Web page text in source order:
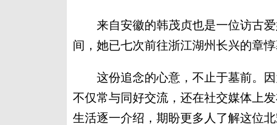
来自安徽的韩茂贞也是一位访古爱
间，她已七次前往浙江湖州长兴的章惇
这份追念的心意，不止于墓前。因
不仅常与同好交流，还在社交媒体上
生活逐一介绍，期盼更多人了解这位北